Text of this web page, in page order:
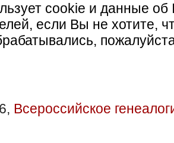
cookie и данные об
если Вы не хотите,
Всероссийское